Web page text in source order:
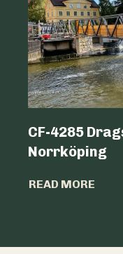
CF-4285
Norrköping
READ MORE